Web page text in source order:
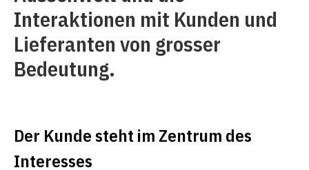
Interaktionen mit Kunden und
Lieferanten von grosser
Bedeutung.
Der Kunde steht im Zentrum des
Interesses